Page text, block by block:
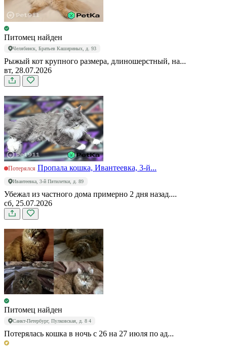
Питомец найден
Челябинск, Братьев Кашириных, д. 93
Рыжый кот крупного размера, длиношерстный, на...
вт, 28.07.2026
Потерялся Пропала кошка, Ивантеевка, 3-й...
Ивантеевка, 3-й Пятилетки, д. 89
Убежал из частного дома примерно 2 дня назад....
сб, 25.07.2026
Питомец найден
Санкт-Петербург, Пулковская, д. 8 4
Потерялась кошка в ночь с 26 на 27 июля по ад...